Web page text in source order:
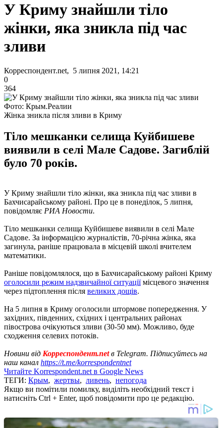
У Криму знайшли тіло
жінки, яка зникла під час
зливи
Корреспондент.net, 5 липня 2021, 14:21
0
364
Фото: Крым.Реалии
Жінка зникла після зливи в Криму
Тіло мешканки селища Куйбишеве
виявили в селі Мале Садове. Загиблій
було 70 років.
У Криму знайшли тіло жінки, яка зникла під час зливи в
Бахчисарайському районі. Про це в понеділок, 5 липня,
повідомляє РИА Новости.
Тіло мешканки селища Куйбишеве виявили в селі Мале
Садове. За інформацією журналістів, 70-річна жінка, яка
загинула, раніше працювала в місцевій школі вчителем
математики.
Раніше повідомлялося, що в Бахчисарайському районі Криму
оголосили режим надзвичайної ситуаціїмісцевого значення
через підтоплення після великих дощів.
На 5 липня в Криму оголосили штормове попередження. У
західних, південних, східних і центральних районах
півострова очікуються зливи (30-50 мм). Можливо, буде
сходження селевих потоків.
Новини від Корреспондент.netв Telegram. Підписуйтесь на
наш канал https://t.me/korrespondentnet
Читайте Korrespondent.net в Google News
ТЕГИ: Крым, жертвы, ливень, непогода
Якщо ви помітили помилку, виділіть необхідний текст і
натисніть Ctrl + Enter, щоб повідомити про це редакцію.